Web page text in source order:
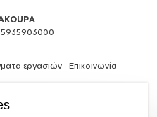
εργασιών Επικοινωνία